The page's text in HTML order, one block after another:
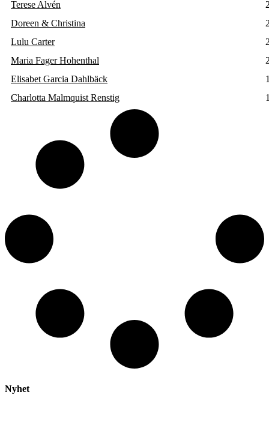
Terese Alvén
Doreen & Christina
Lulu Carter
Maria Fager Hohenthal
Elisabet Garcia Dahlbäck
Charlotta Malmquist Renstig
Nyhet